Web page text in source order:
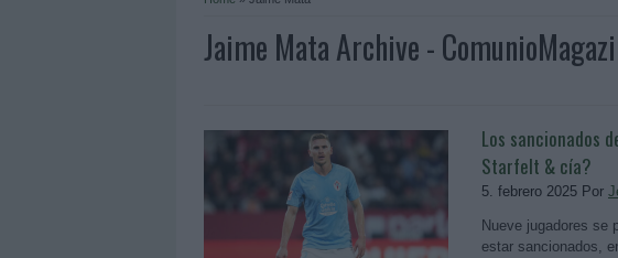
Jaime Mata Archive -
Los sancionados
Starfelt & cía?
5. febrero 2025 Por
Nueve jugadores se
estar sancionados,